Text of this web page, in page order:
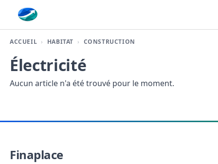
ACCUEIL HABITAT CONSTRUCTION
Électricité
Aucun article n'a été trouvé pour le moment.
Finaplace